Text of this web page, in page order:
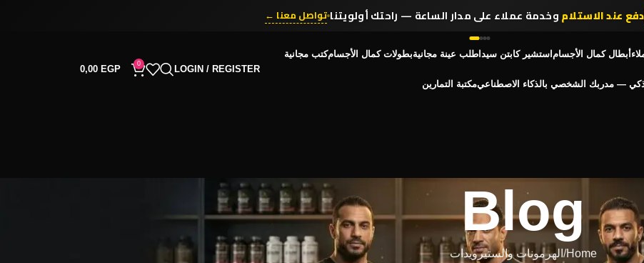
أبطال كمال الأجساماستشير كابتن سيداطلب عينة مجانيةبطولات كمال الأجسامكتب مجانية
— مدربك الشخصي بالذكاء الاصطناعيمكتبة التمارين
LOGIN / REGISTER
0
0,00 EGP
Blog
Home الهرمونات والستيرويدات
دفع عند الاستلاموخدمة عملاء على مدار الساعة — راحتك أولويتناتواصل معنا ←